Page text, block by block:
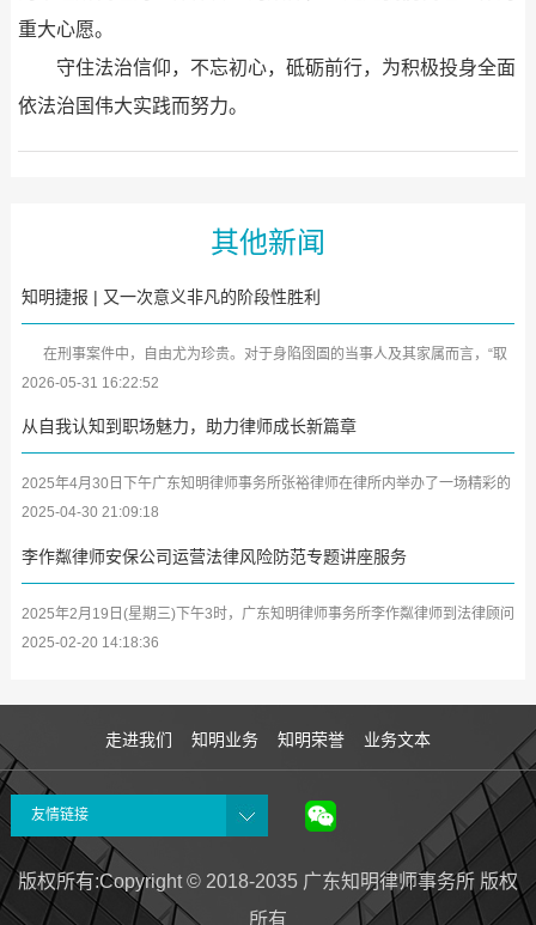
重大心愿。
守住法治信仰，不忘初心，砥砺前行，为积极投身全面
依法治国伟大实践而努力。
其他新闻
知明捷报 | 又一次意义非凡的阶段性胜利
在刑事案件中，自由尤为珍贵。对于身陷囹圄的当事人及其家属而言，“取
保候审”犹如黑暗中的一缕曙光。近日，广东知明律师事务所又传来喜...
2026-05-31 16:22:52
从自我认知到职场魅力，助力律师成长新篇章
2025年4月30日下午广东知明律师事务所张裕律师在律所内举办了一场精彩的
学习分享会，将其参加深圳市律师协会第二期女律师研修班及中小律所管理合
2025-04-30 21:09:18
李作粼律师安保公司运营法律风险防范专题讲座服务
2025年2月19日(星期三)下午3时，广东知明律师事务所李作粼律师到法律顾问
单位广东众安保保安服务有限公司(以下简称众安保公司)开展安保企业及中高
2025-02-20 14:18:36
走进我们 知明业务 知明荣誉 业务文本
友情链接
版权所有:Copyright © 2018-2035 广东知明律师事务所 版权
所有